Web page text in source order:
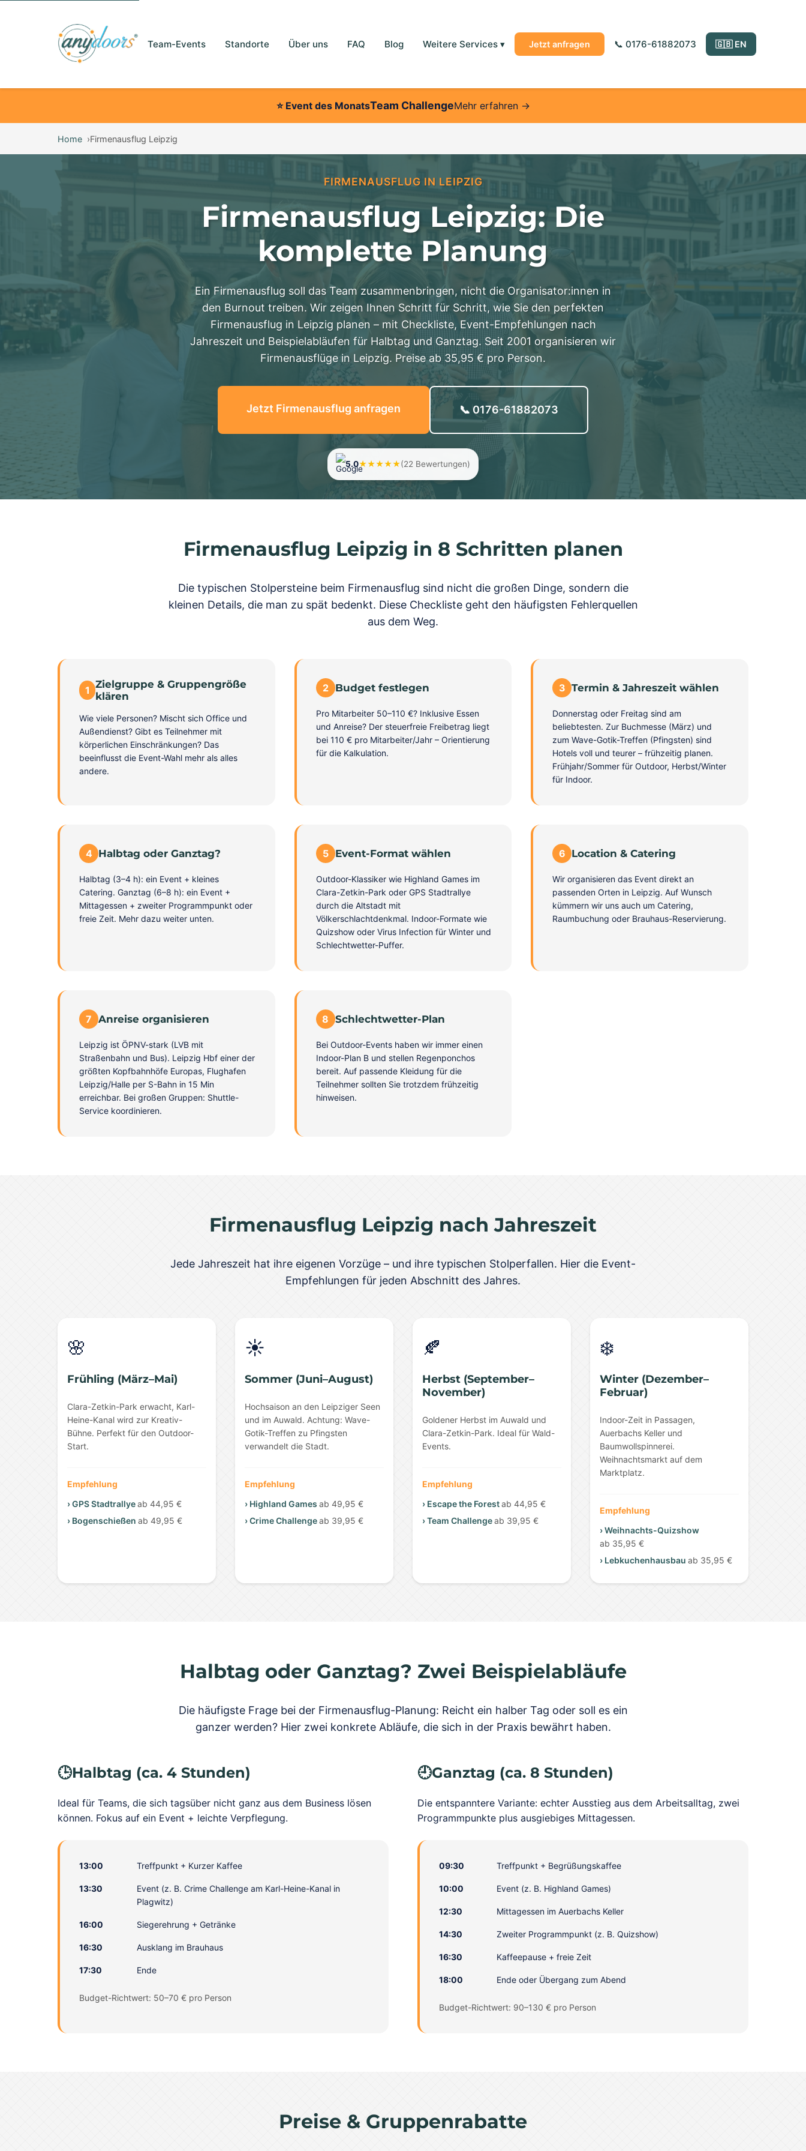
Team-Events Standorte Über uns FAQ Blog Weitere Services ▾ Jetzt anfragen 📞 0176-61882073 🇬🇧 EN
⭐ Event des MonatsTeam ChallengeMehr erfahren →
Home Firmenausflug Leipzig
FIRMENAUSFLUG IN LEIPZIG
Firmenausflug Leipzig: Die
komplette Planung
Ein Firmenausflug soll das Team zusammenbringen, nicht die Organisator:innen in
den Burnout treiben. Wir zeigen Ihnen Schritt für Schritt, wie Sie den perfekten
Firmenausflug in Leipzig planen – mit Checkliste, Event-Empfehlungen nach
Jahreszeit und Beispielabläufen für Halbtag und Ganztag. Seit 2001 organisieren wir
Firmenausflüge in Leipzig. Preise ab 35,95 € pro Person.
Jetzt Firmenausflug anfragen 📞 0176-61882073
5.0★★★★★(22 Bewertungen)
Firmenausflug Leipzig in 8 Schritten planen
Die typischen Stolpersteine beim Firmenausflug sind nicht die großen Dinge, sondern die
kleinen Details, die man zu spät bedenkt. Diese Checkliste geht den häufigsten Fehlerquellen
aus dem Weg.
1 Zielgruppe & Gruppengröße
klären
Wie viele Personen? Mischt sich Office und
Außendienst? Gibt es Teilnehmer mit
körperlichen Einschränkungen? Das
beeinflusst die Event-Wahl mehr als alles
andere.
2 Budget festlegen
Pro Mitarbeiter 50–110 €? Inklusive Essen
und Anreise? Der steuerfreie Freibetrag liegt
bei 110 € pro Mitarbeiter/Jahr – Orientierung
für die Kalkulation.
3 Termin & Jahreszeit wählen
Donnerstag oder Freitag sind am
beliebtesten. Zur Buchmesse (März) und
zum Wave-Gotik-Treffen (Pfingsten) sind
Hotels voll und teurer – frühzeitig planen.
Frühjahr/Sommer für Outdoor, Herbst/Winter
für Indoor.
4 Halbtag oder Ganztag?
Halbtag (3–4 h): ein Event + kleines
Catering. Ganztag (6–8 h): ein Event +
Mittagessen + zweiter Programmpunkt oder
freie Zeit. Mehr dazu weiter unten.
5 Event-Format wählen
Outdoor-Klassiker wie Highland Games im
Clara-Zetkin-Park oder GPS Stadtrallye
durch die Altstadt mit
Völkerschlachtdenkmal. Indoor-Formate wie
Quizshow oder Virus Infection für Winter und
Schlechtwetter-Puffer.
6 Location & Catering
Wir organisieren das Event direkt an
passenden Orten in Leipzig. Auf Wunsch
kümmern wir uns auch um Catering,
Raumbuchung oder Brauhaus-Reservierung.
7 Anreise organisieren
Leipzig ist ÖPNV-stark (LVB mit
Straßenbahn und Bus). Leipzig Hbf einer der
größten Kopfbahnhöfe Europas, Flughafen
Leipzig/Halle per S-Bahn in 15 Min
erreichbar. Bei großen Gruppen: Shuttle-
Service koordinieren.
8 Schlechtwetter-Plan
Bei Outdoor-Events haben wir immer einen
Indoor-Plan B und stellen Regenponchos
bereit. Auf passende Kleidung für die
Teilnehmer sollten Sie trotzdem frühzeitig
hinweisen.
Firmenausflug Leipzig nach Jahreszeit
Jede Jahreszeit hat ihre eigenen Vorzüge – und ihre typischen Stolperfallen. Hier die Event-
Empfehlungen für jeden Abschnitt des Jahres.
🌸
Frühling (März–Mai)
Clara-Zetkin-Park erwacht, Karl-
Heine-Kanal wird zur Kreativ-
Bühne. Perfekt für den Outdoor-
Start.
Empfehlung
› GPS Stadtrallyeab 44,95 €
› Bogenschießen ab 49,95 €
☀️
Sommer (Juni–August)
Hochsaison an den Leipziger Seen
und im Auwald. Achtung: Wave-
Gotik-Treffen zu Pfingsten
verwandelt die Stadt.
Empfehlung
› Highland Games ab 49,95 €
› Crime Challengeab 39,95 €
🍂
Herbst (September–
November)
Goldener Herbst im Auwald und
Clara-Zetkin-Park. Ideal für Wald-
Events.
Empfehlung
› Escape the Forestab 44,95 €
› Team Challengeab 39,95 €
❄️
Winter (Dezember–
Februar)
Indoor-Zeit in Passagen,
Auerbachs Keller und
Baumwollspinnerei.
Weihnachtsmarkt auf dem
Marktplatz.
Empfehlung
› Weihnachts-Quizshow
ab 35,95 €
› Lebkuchenhausbau ab 35,95 €
Halbtag oder Ganztag? Zwei Beispielabläufe
Die häufigste Frage bei der Firmenausflug-Planung: Reicht ein halber Tag oder soll es ein
ganzer werden? Hier zwei konkrete Abläufe, die sich in der Praxis bewährt haben.
🕒Halbtag (ca. 4 Stunden) 🕘Ganztag (ca. 8 Stunden)
Ideal für Teams, die sich tagsüber nicht ganz aus dem Business lösen
können. Fokus auf ein Event + leichte Verpflegung.
Die entspanntere Variante: echter Ausstieg aus dem Arbeitsalltag, zwei
Programmpunkte plus ausgiebiges Mittagessen.
13:00 Treffpunkt + Kurzer Kaffee
13:30
Event (z. B. Crime Challenge am Karl-Heine-Kanal in
Plagwitz)
16:00 Siegerehrung + Getränke
16:30 Ausklang im Brauhaus
17:30 Ende
Budget-Richtwert: 50–70 € pro Person
09:30 Treffpunkt + Begrüßungskaffee
10:00 Event (z. B. Highland Games)
12:30 Mittagessen im Auerbachs Keller
14:30 Zweiter Programmpunkt (z. B. Quizshow)
16:30 Kaffeepause + freie Zeit
18:00 Ende oder Übergang zum Abend
Budget-Richtwert: 90–130 € pro Person
Preise & Gruppenrabatte